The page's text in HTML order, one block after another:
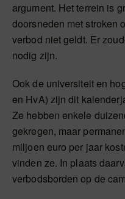
argument. Het terrein is
doorsneden met stroken
verbod niet geldt. Er
nodig zijn.
Ook de universiteit en
en HvA) zijn dit
Ze hebben enkele
gekregen, maar
miljoen euro per jaar
vinden ze. In plaats
verbodsborden op de